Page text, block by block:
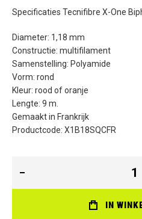
Specificaties Tecnifibre X-One
Diameter: 1,18 mm
Constructie: multifilament
Samenstelling: Polyamide
Vorm: rond
Kleur: rood of oranje
Lengte: 9 m.
Gemaakt in Frankrijk
Productcode: X1B18SQCFR
IN